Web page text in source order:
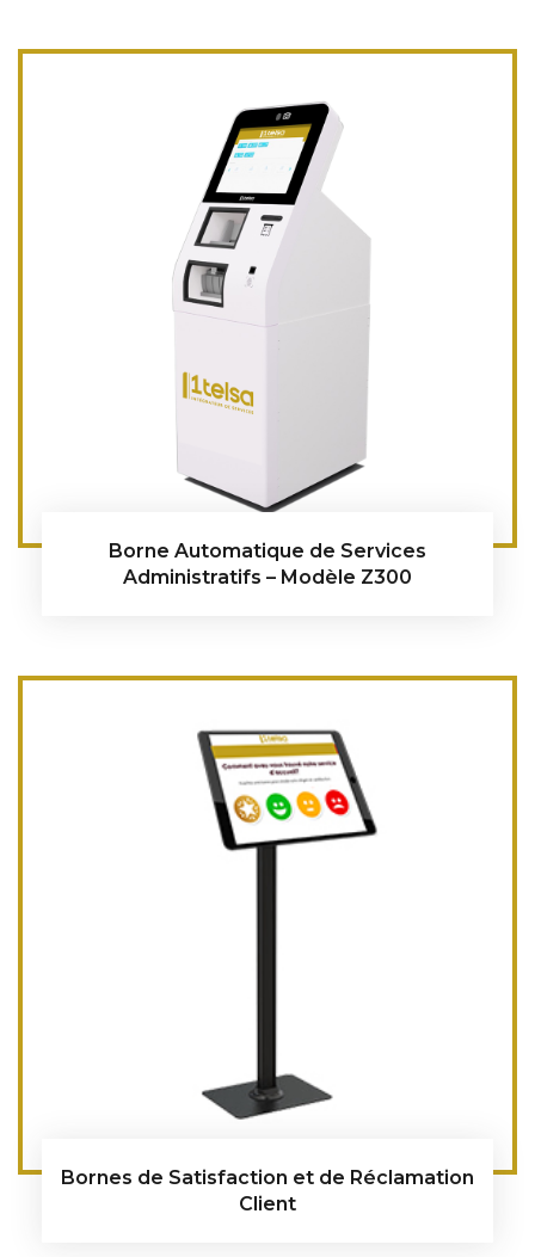
Borne Automatique de Services
Administratifs – Modèle Z300
Bornes de Satisfaction et de Réclamation
Client